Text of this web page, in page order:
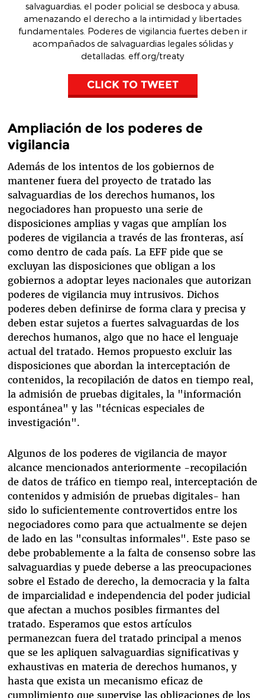
salvaguardias, el poder policial se desboca y abusa,
amenazando el derecho a la intimidad y libertades
fundamentales. Poderes de vigilancia fuertes deben ir
acompañados de salvaguardias legales sólidas y
detalladas. eff.org/treaty
CLICK TO TWEET
Ampliación de los poderes de
vigilancia
Además de los intentos de los gobiernos de
mantener fuera del proyecto de tratado las
salvaguardias de los derechos humanos, los
negociadores han propuesto una serie de
disposiciones amplias y vagas que amplían los
poderes de vigilancia a través de las fronteras, así
como dentro de cada país. La EFF pide que se
excluyan las disposiciones que obligan a los
gobiernos a adoptar leyes nacionales que autorizan
poderes de vigilancia muy intrusivos. Dichos
poderes deben definirse de forma clara y precisa y
deben estar sujetos a fuertes salvaguardas de los
derechos humanos, algo que no hace el lenguaje
actual del tratado. Hemos propuesto excluir las
disposiciones que abordan la interceptación de
contenidos, la recopilación de datos en tiempo real,
la admisión de pruebas digitales, la "información
espontánea" y las "técnicas especiales de
investigación".
Algunos de los poderes de vigilancia de mayor
alcance mencionados anteriormente -recopilación
de datos de tráfico en tiempo real, interceptación de
contenidos y admisión de pruebas digitales- han
sido lo suficientemente controvertidos entre los
negociadores como para que actualmente se dejen
de lado en las "consultas informales". Este paso se
debe probablemente a la falta de consenso sobre las
salvaguardias y puede deberse a las preocupaciones
sobre el Estado de derecho, la democracia y la falta
de imparcialidad e independencia del poder judicial
que afectan a muchos posibles firmantes del
tratado. Esperamos que estos artículos
permanezcan fuera del tratado principal a menos
que se les apliquen salvaguardias significativas y
exhaustivas en materia de derechos humanos, y
hasta que exista un mecanismo eficaz de
cumplimiento que supervise las obligaciones de los